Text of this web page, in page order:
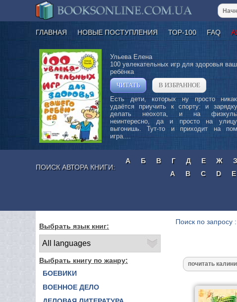
ГЛАВНАЯ НОВЫЕ ПОСТУПЛЕНИЯ ТОР-100 FAQ
Ульева Елена
100 увлекательных игр для здоровья
ребёнка
ЧИТАТЬ
В ИЗБРАННОЕ
Есть дети, которых ну просто
удаётся приучить к спорту: и
делать неохота, и на
неинтересно, да и просто на
выгонишь. Тут-то и приходит на
игра....
ПОИСК АВТОРА КНИГИ:
А Б В Г Д Е Ж З
A
B C D E
Выбрать язык книг:
Выбрать книгу по жанру:
БОЕВИКИ
ВОЕННОЕ ДЕЛО
Поиск по запросу